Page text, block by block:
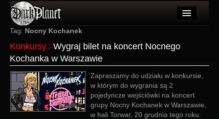
Artykuły
Użytkownicy
Wydarzenia
Galeria
Forum
Tag: Nocny Kochanek
Konkursy : Wygraj bilet na koncert Nocnego
Kochanka w Warszawie
Zapraszamy do udziału w konkursie,
w którym do wygrania są 2
pojedyncze wejściówki na koncert
grupy Nocny Kochanek w Warszawie,
w hali Torwar, 20 grudnia tego roku.